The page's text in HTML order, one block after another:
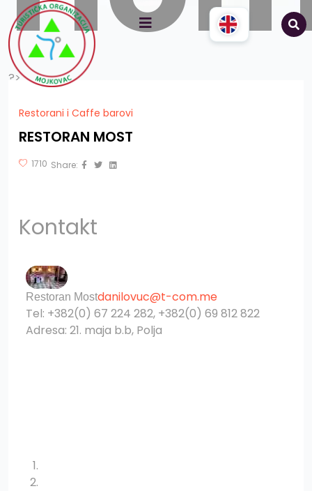
?>
Restorani i Caffe barovi
RESTORAN MOST
1710 Share:
Kontakt
Restoran Mostdanilovuc@t-com.me
Tel: +382(0) 67 224 282, +382(0) 69 812 822
Adresa: 21. maja b.b, Polja